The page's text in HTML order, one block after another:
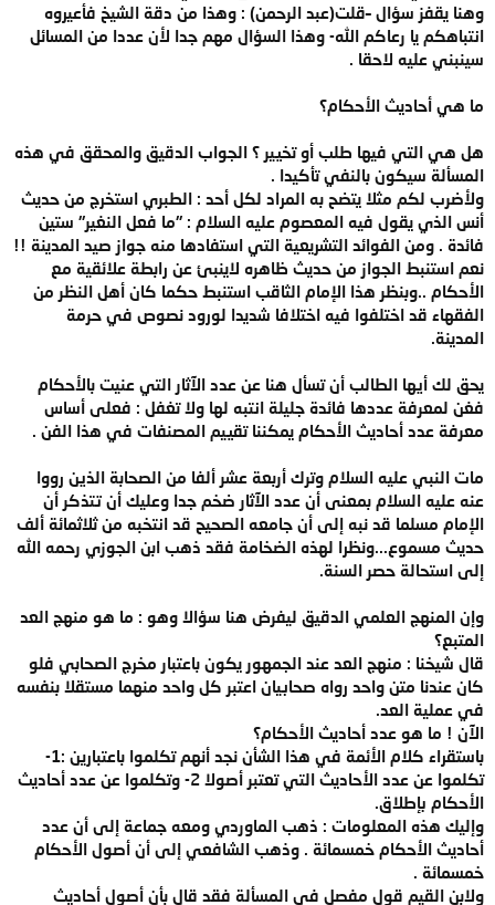
وهنا يقفز سؤال –قلت(عبد الرحمن) : وهذا من دقة الشيخ فأعيروه
انتباهكم يا رعاكم الله- وهذا السؤال مهم جدا لأن عددا من المسائل
سينبني عليه لاحقا .
ما هي أحاديث الأحكام؟
هل هي التي فيها طلب أو تخيير ؟ الجواب الدقيق والمحقق في هذه
المسألة سيكون بالنفي تأكيدا .
ولأضرب لكم مثلا يتضح به المراد لكل أحد : الطبري استخرج من حديث
أنس الذي يقول فيه المعصوم عليه السلام : "ما فعل النغير" ستين
فائدة . ومن الفوائد التشريعية التي استفادها منه جواز صيد المدينة !!
نعم استنبط الجواز من حديث ظاهره لاينبئ عن رابطة علائقية مع
الأحكام ..وبنظر هذا الإمام الثاقب استنبط حكما كان أهل النظر من
الفقهاء قد اختلفوا فيه اختلافا شديدا لورود نصوص في حرمة
المدينة.
يحق لك أيها الطالب أن تسأل هنا عن عدد الآثار التي عنيت بالأحكام
فغن لمعرفة عددها فائدة جليلة انتبه لها ولا تغفل : فعلى أساس
معرفة عدد أحاديث الأحكام يمكننا تقييم المصنفات في هذا الفن .
مات النبي عليه السلام وترك أربعة عشر ألفا من الصحابة الذين رووا
عنه عليه السلام بمعنى أن عدد الآثار ضخم جدا وعليك أن تتذكر أن
الإمام مسلما قد نبه إلى أن جامعه الصحيح قد انتخبه من ثلاثمائة ألف
حديث مسموع...ونظرا لهذه الضخامة فقد ذهب ابن الجوزي رحمه الله
إلى استحالة حصر السنة.
وإن المنهج العلمي الدقيق ليفرض هنا سؤالا وهو : ما هو منهج العد
المتبع؟
قال شيخنا : منهج العد عند الجمهور يكون باعتبار مخرج الصحابي فلو
كان عندنا متن واحد رواه صحابيان اعتبر كل واحد منهما مستقلا بنفسه
في عملية العد.
الآن ! ما هو عدد أحاديث الأحكام؟
باستقراء كلام الأئمة في هذا الشأن نجد أنهم تكلموا باعتبارين :1-
تكلموا عن عدد الأحاديث التي تعتبر أصولا 2- وتكلموا عن عدد أحاديث
الأحكام بإطلاق.
وإليك هذه المعلومات : ذهب الماوردي ومعه جماعة إلى أن عدد
أحاديث الأحكام خمسمائة . وذهب الشافعي إلى أن أصول الأحكام
خمسمائة .
ولابن القيم قول مفصل في المسألة فقد قال بأن أصول أحاديث